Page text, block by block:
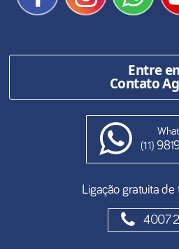
Entre
Contato
(11)
Ligação gratuita de
4007